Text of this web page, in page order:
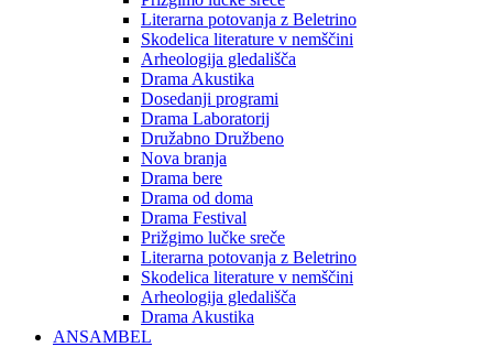
Literarna potovanja z Beletrino
Skodelica literature v nemščini
Arheologija gledališča
Drama Akustika
Dosedanji programi
Drama Laboratorij
Družabno Družbeno
Nova branja
Drama bere
Drama od doma
Drama Festival
Prižgimo lučke sreče
Literarna potovanja z Beletrino
Skodelica literature v nemščini
Arheologija gledališča
Drama Akustika
ANSAMBEL